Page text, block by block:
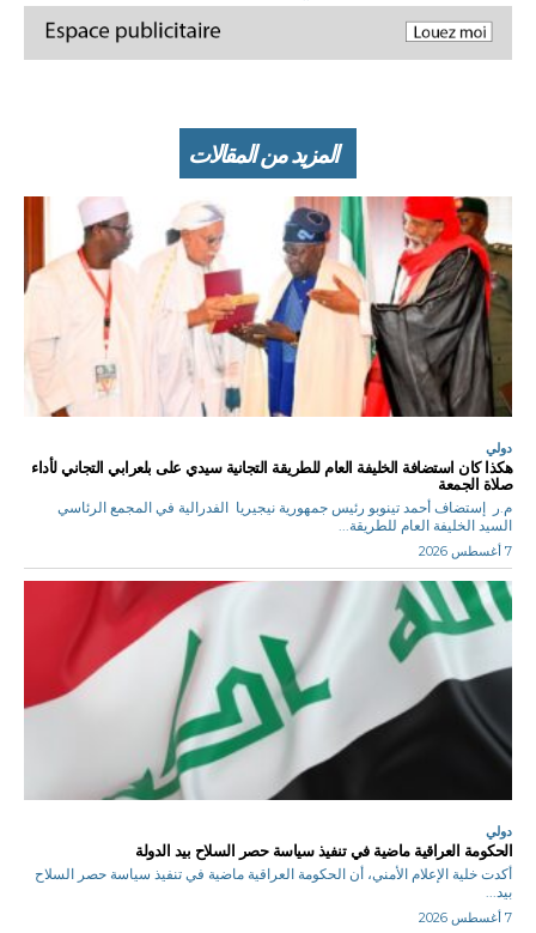
المزيد من المقالات
دولي
هكذا كان استضافة الخليفة العام للطريقة التجانية سيدي على بلعرابي التجاني لأداء
صلاة الجمعة
م.ر إستضاف أحمد تينوبو رئيس جمهورية نيجيريا الفدرالية في المجمع الرئاسي
السيد الخليفة العام للطريقة...
7 أغسطس 2026
دولي
الحكومة العراقية ماضية في تنفيذ سياسة حصر السلاح بيد الدولة
أكدت خلية الإعلام الأمني، أن الحكومة العراقية ماضية في تنفيذ سياسة حصر السلاح
بيد...
7 أغسطس 2026